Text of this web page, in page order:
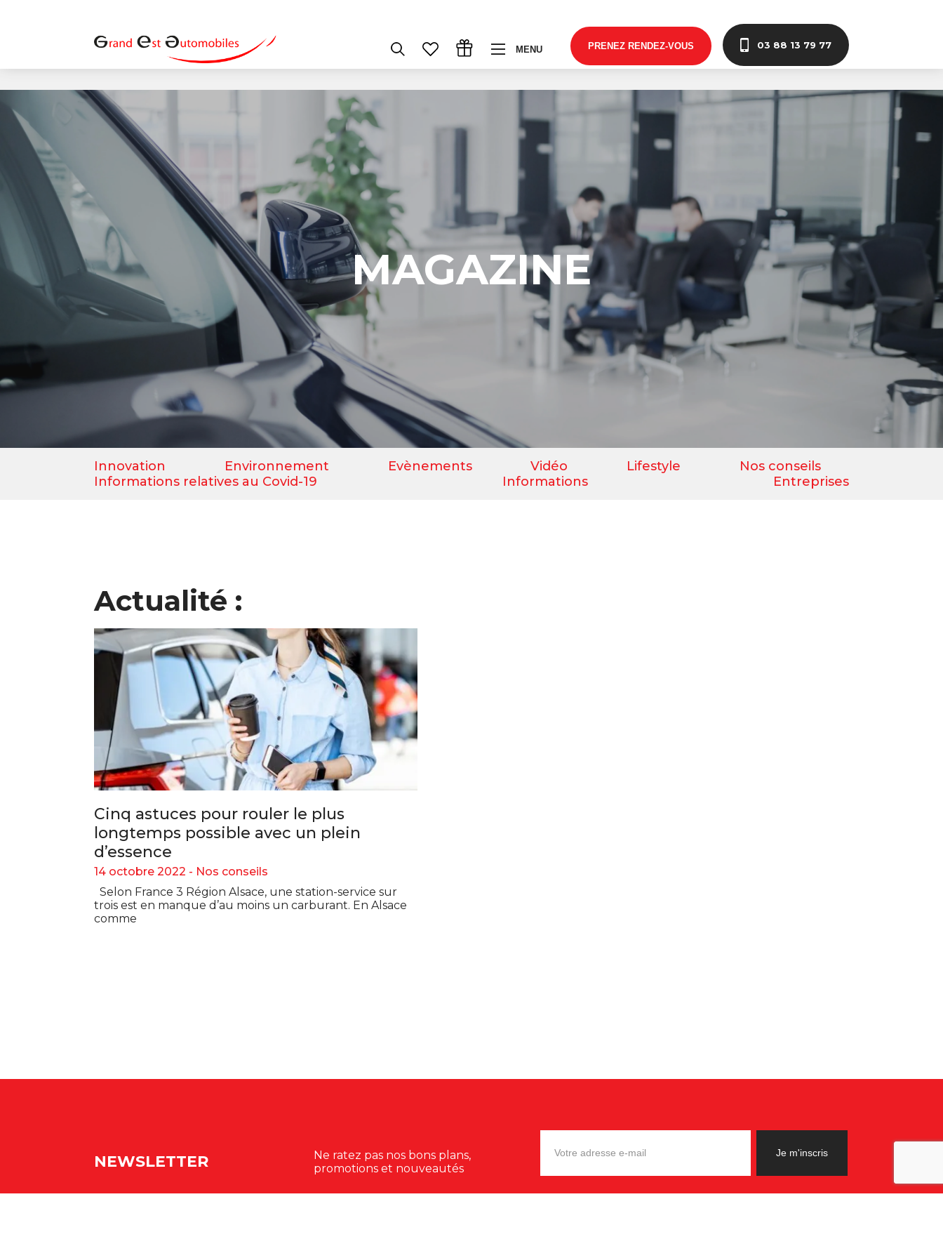
MENU PRENEZ RENDEZ-VOUS 03 88 13 79 77
MAGAZINE
Innovation Environnement Evènements Vidéo Lifestyle
Nos conseils
Informations relatives au Covid-19
Informations Entreprises
Actualité :
Cinq astuces pour rouler le plus
longtemps possible avec un plein
d’essence
14 octobre 2022 - Nos conseils
Selon France 3 Région Alsace, une station-service sur
trois est en manque d’au moins un carburant. En Alsace
comme
NEWSLETTER
Ne ratez pas nos bons plans,
promotions et nouveautés